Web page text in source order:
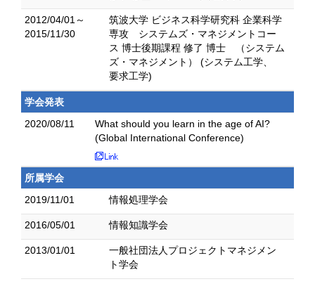
2012/04/01～
2015/11/30
筑波大学 ビジネス科学研究科 企業科学
専攻 システムズ・マネジメントコー
ス 博士後期課程 修了 博士 （システム
ズ・マネジメント） (システム工学、
要求工学)
学会発表
2020/08/11
What should you learn in the age of AI?
(Global International Conference)
所属学会
2019/11/01
情報処理学会
2016/05/01 情報知識学会
2013/01/01
一般社団法人プロジェクトマネジメン
ト学会